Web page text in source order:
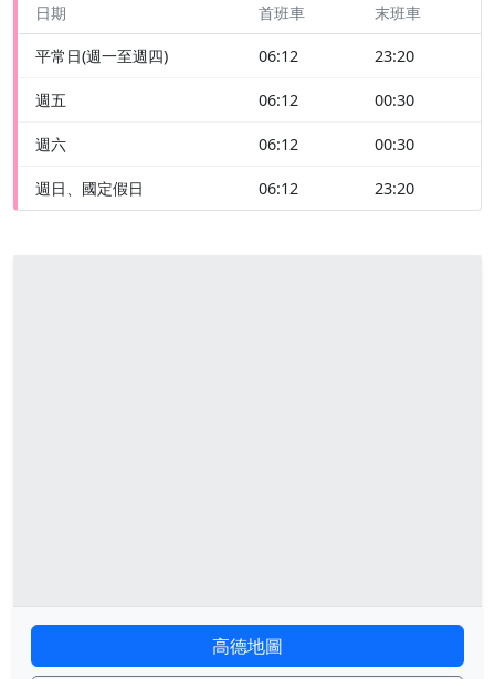
日期 首班車 末班車
平常日(週一至週四) 06:12 23:20
週五 06:12 00:30
週六 06:12 00:30
週日、國定假日 06:12 23:20
高德地圖